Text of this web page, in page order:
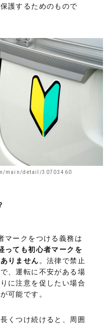
護するためのもので
main/detail/30703460
マークをつける義務は
っても初心者マークを
りません 。法律で禁止
、運転に不安がある場
に注意を促したい場合
可能です。
くつけ続けると、周囲